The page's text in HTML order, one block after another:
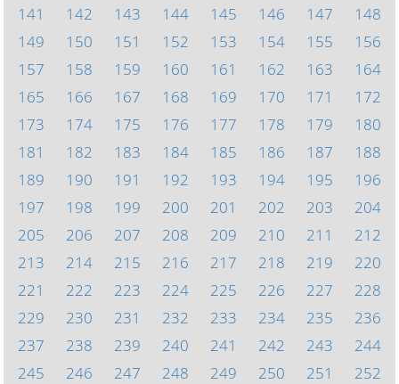
141
142 143 144 145 146 147
148
149
150 151 152 153 154 155
156
157
158 159 160 161 162 163
164
165
166 167 168 169 170 171
172
173
174 175 176 177 178 179
180
181
182 183 184 185 186 187
188
189
190 191 192 193 194 195
196
197
198 199 200 201 202 203
204
205
206 207 208 209 210 211
212
213
214 215 216 217 218 219
220
221
222 223 224 225 226 227
228
229
230 231 232 233 234 235
236
237
238 239 240 241 242 243
244
245
246 247 248 249 250 251
252